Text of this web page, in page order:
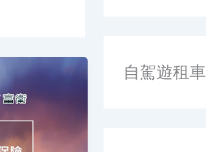
自駕遊租車